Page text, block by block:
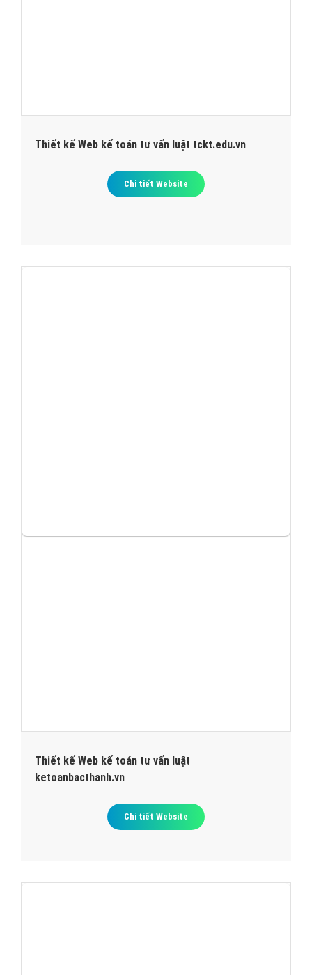
Thiết kế Web kế toán tư vấn luật tckt.edu.vn
Chi tiết Website
Thiết kế Web kế toán tư vấn luật
ketoanbacthanh.vn
Chi tiết Website